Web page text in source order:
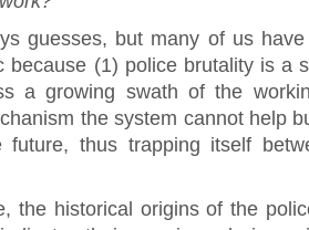
guesses, but many of us
because (1) police brutality is a
a growing swath of the
the system cannot help
future, thus trapping itself
the historical origins of the